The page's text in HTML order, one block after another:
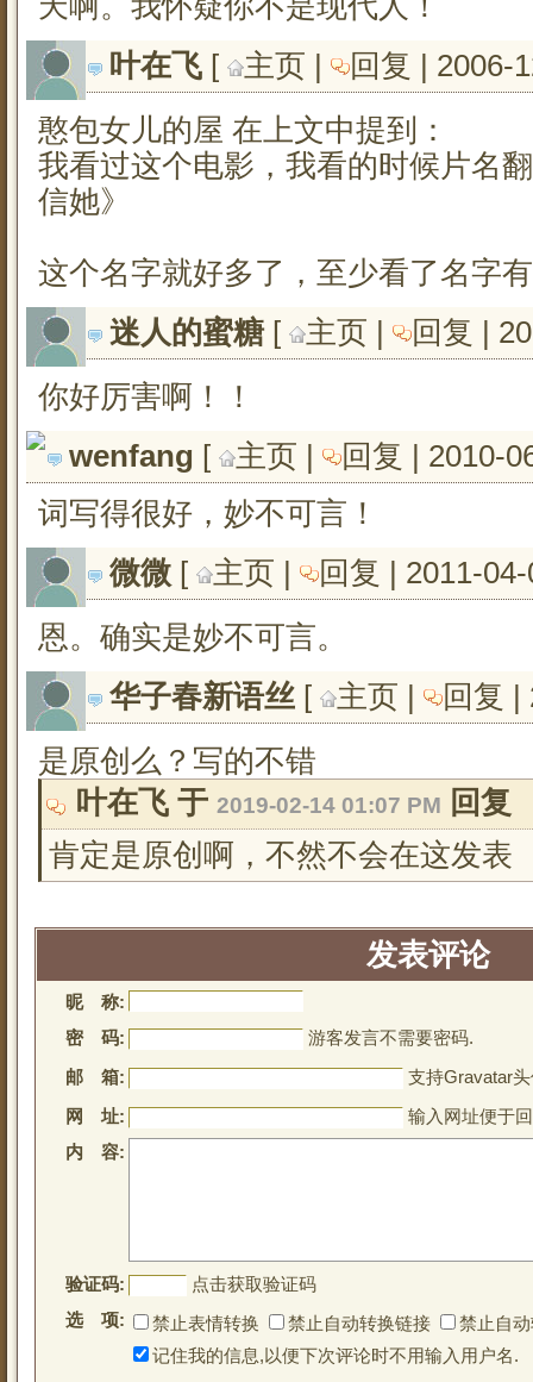
叶在飞 [ 主页 | 回复 | 2006-
憨包女儿的屋 在上文中提到：
我看过这个电影，我看的时候片名
信她》
这个名字就好多了，至少看了名字
迷人的蜜糖[ 主页 | 回复 |
你好厉害啊！！
wenfang [ 主页 | 回复 | 2010-
词写得很好，妙不可言！
微微 [ 主页 | 回复 | 2011-
恩。确实是妙不可言。
华子春新语丝 [ 主页 | 回复 |
是原创么？写的不错
叶在飞 于 2019-02-14 01:07 PM
回复
肯定是原创啊，不然不会在这发表
发表评论
昵 称:
密 码:
游客发言不需要密码.
邮 箱:
支持Gravatar
网 址:
输入网址便于
内 容:
验证码:
点击获取验证码
选 项:
禁止表情转换 禁止自动转换链接
禁止自
记住我的信息,以便下次评论时不用输入用户名.